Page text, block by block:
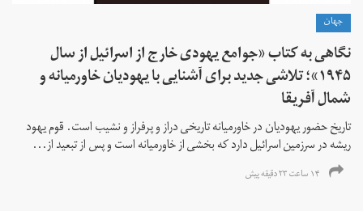
جهان
نگاهی به کتاب «جوامع یهودی خارج از اسرائیل از سال
۱۹۴۵»؛ تلاشی جدید برای آشنایی با یهودیان خاورمیانه و
شمال آفریقا
تاریخ حضور یهودیان در خاورمیانه تاریخی دراز و پرفراز و نشیب است. قوم یهود
ریشه در سرزمین اسرائیل دارد که بخشی از خاورمیانه است و پس از تبعید از...
۱۴ ساعت ۲۳ دقیقه پیش